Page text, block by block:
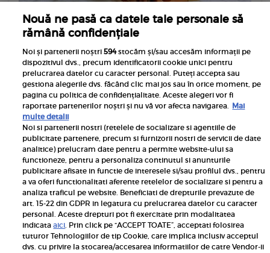
Advertorial
MacBook-ul familiei: greșelile care îi
scurtează viața și ce faci când se strică
totuși
În multe familii, laptopul a devenit obiectul de care
depinde aproape totul: temele și proiectele copiilor,
ședințele cu învățătoarea, lucrul de acasă și — poate
cel mai prețios — mii...
MAI MULTE
Nouă ne pasă ca datele tale personale să
rămână confidențiale
Noi și partenerii noștri594stocăm și/sau accesăm informații pe
dispozitivul dvs., precum identificatorii cookie unici pentru
prelucrarea datelor cu caracter personal. Puteți accepta sau
gestiona alegerile dvs. făcând clic mai jos sau în orice moment, pe
pagina cu politica de confidențialitate. Aceste alegeri vor fi
raportate partenerilor noștri și nu vă vor afecta navigarea. Mai
multe detalii
Noi si partenerii nostri (retelele de socializare si agentiile de
publicitate partenere, precum si furnizorii nostri de servicii de date
analitice) prelucram date pentru a permite website-ului sa
functioneze, pentru a personaliza continutul si anunturile
publicitare afisate in functie de interesele si/sau profilul dvs., pentru
a va oferi functionalitati aferente retelelor de socializare si pentru a
analiza traficul pe website. Beneficiati de drepturile prevazute de
art. 15-22 din GDPR in legatura cu prelucrarea datelor cu caracter
personal. Aceste drepturi pot fi exercitate prin modalitatea
indicataaici. Prin click pe “ACCEPT TOATE”, acceptati folosirea
tuturor Tehnologiilor de tip Cookie, care implica inclusiv acceptul
dvs. cu privire la stocarea/accesarea informatiilor de catre Vendor-ii